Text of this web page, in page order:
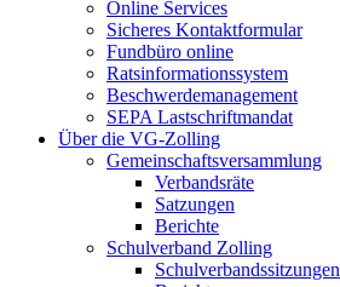
Online Services
Sicheres Kontaktformular
Fundbüro online
Ratsinformationssystem
Beschwerdemanagement
SEPA Lastschriftmandat
Über die VG-Zolling
Gemeinschaftsversammlung
Verbandsräte
Satzungen
Berichte
Schulverband Zolling
Schulverbandssitzungen